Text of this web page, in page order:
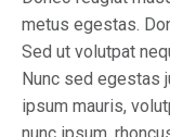
metus egestas.
Sed ut volutpat
Nunc sed egestas
ipsum mauris,